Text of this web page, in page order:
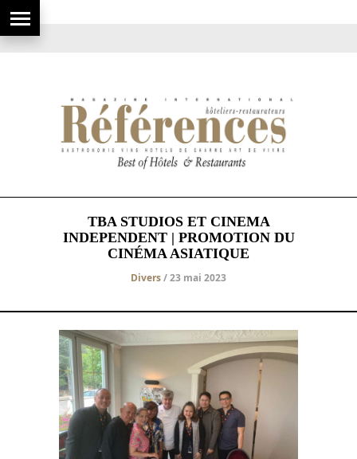
TBA STUDIOS ET CINEMA
INDEPENDENT | PROMOTION DU
CINÉMA ASIATIQUE
Divers/ 23 mai 2023